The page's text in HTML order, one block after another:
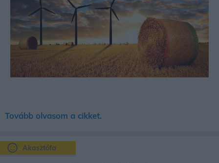
Akasztófa
Tovább olvasom a cikket.